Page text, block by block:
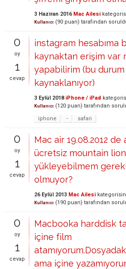
3 Haziran 2016 Mac Ailesi
Kullanıcı (90 puan) tarafından
0
oy
1
cevap
instagram hesabıma
kaynaktan erişim var
yapabilirim (bu durum
kaynaklanıyor)
3 Eylül 2018 iPhone / iPad
Kullanıcı (120 puan) tarafından
iphone
- safari
0
oy
1
cevap
Mac air 19.08.2012 de
ücretsiz mountain lion
yükleyebilmem
olmuyor?
26 Eylül 2013 Mac Ailesi
Kullanıcı (190 puan) tarafından
0
oy
1
cevap
Macbooka harddisk
içine film
ama içine